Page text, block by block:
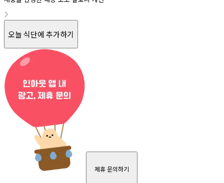
오늘 식단에 추가하기
제휴 문의하기